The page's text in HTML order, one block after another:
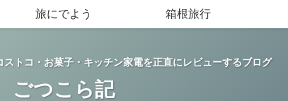
トコ・お菓子・キッチン家電を正直にレビューするブログ
ごつこら記
旅にでよう 箱根旅行